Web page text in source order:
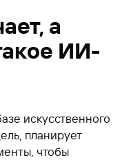
а
ИИ-
искусственного
планирует
чтобы